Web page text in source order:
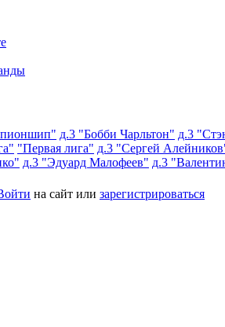
д.3 "Бобби Чарльтон" д.3
"Первая лига" д.3 "Сергей
д.3 "Эдуард Малофеев" д.3
на сайт или зарегистрироваться